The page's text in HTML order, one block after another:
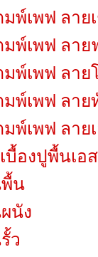
พ์เพฟ ลาย
พ์เพฟ ลาย
พ์เพฟ ลาย
พ์เพฟ ลา
พ์เพฟ ลาย
บื้องปูพื้นเ
น
นัง
ว